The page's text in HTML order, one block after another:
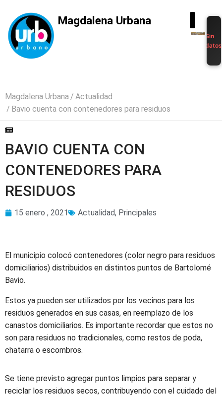
Magdalena Urbana
Sin
datos
Magdalena Urbana
Actualidad
Bavio cuenta con contenedores para residuos
BAVIO CUENTA CON
CONTENEDORES PARA
RESIDUOS
15 enero , 2021 Actualidad, Principales
El municipio colocó contenedores (color negro para residuos
domiciliarios) distribuidos en distintos puntos de Bartolomé
Bavio.
Estos ya pueden ser utilizados por los vecinos para los
residuos generados en sus casas, en reemplazo de los
canastos domiciliarios. Es importante recordar que estos no
son para residuos no tradicionales, como restos de poda,
chatarra o escombros.
Se tiene previsto agregar puntos limpios para separar y
reciclar los residuos secos, contribuyendo con el cuidado del